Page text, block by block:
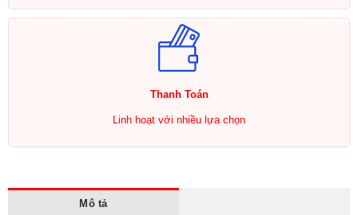
Thanh Toán
Linh hoạt với nhiều lựa chọn
Mô tả